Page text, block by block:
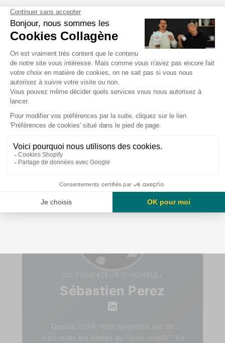
routine beauté dès aujourd'hui !
Comment intégrer le collagène dans votre routine :
Il existe plusieurs façons d'incorporer le collagène
dans votre vie quotidienne. Vous pouvez opter pour
des compléments alimentaires de collagène en
poudre à intégrer dans vos boissons ou recettes.
Vous pouvez également le consommer dans nos
collagen water ou en barre protéinée.
Naticol®.
CO-FONDATEUR D'HUMBLE+
Sébastien Perez
Depuis 2019, mon exigence est de
repousser les limites du "bien-vieillir". En
10% de réduction
Non merci